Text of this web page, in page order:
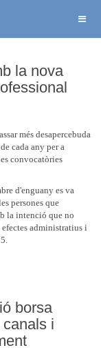
la nova
més desapercebuda
cada any per a
convocatòries
d'enguany es va
persones que
la intenció que no
administratius i
borsa
i